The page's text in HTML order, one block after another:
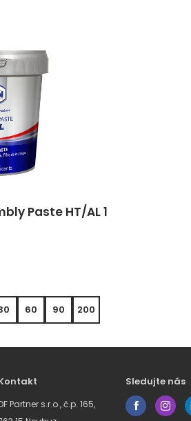
Paste HT/AL 1
60 90 200
Partner s.r.o., č.p. 165,
Sledujte nás